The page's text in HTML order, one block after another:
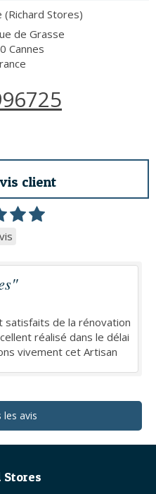
(Richard Stores)
de Grasse
Cannes
client
satisfaits de la rénovation
réalisé dans le délai
vivement cet Artisan
les avis
Stores